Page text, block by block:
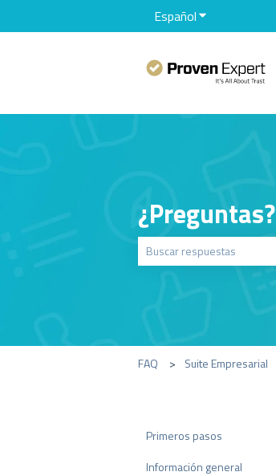
EspañolTraducciones
FAQ Suite Empresarial
Primeros pasos
Información general